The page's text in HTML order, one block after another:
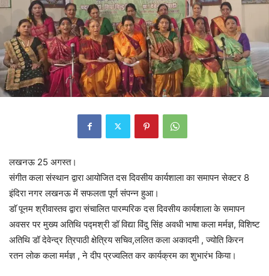
लखनऊ 25 अगस्त।
संगीत कला संस्थान द्वारा आयोजित दस दिवसीय कार्यशाला का समापन सेक्टर 8
इंदिरा नगर लखनऊ में सफलता पूर्ण संपन्न हुआ।
डाॅ पूनम श्रीवास्तव द्वारा संचालित पारम्परिक दस दिवसीय कार्यशाला के समापन
अवसर पर मुख्य अतिथि पद्मश्री डॉ विद्या विंदु सिंह अवधी भाषा कला मर्मज्ञ, विशिष्ट
अतिथि डॉ देवेन्द्र त्रिपाठी क्षेत्रिय सचिव,ललित कला अकादमी , ज्योति किरन‌
रतन लोक कला मर्मज्ञ , ने दीप प्रज्वलित कर कार्यक्रम का शुभारंभ किया।